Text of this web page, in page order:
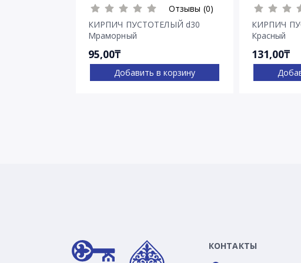
Отзывы (0)
КИРПИЧ ПУСТОТЕЛЫЙ d30
Мраморный
95,00₸
Добавить в корзину
КИРПИЧ
Красный
131,00₸
КОНТАКТЫ